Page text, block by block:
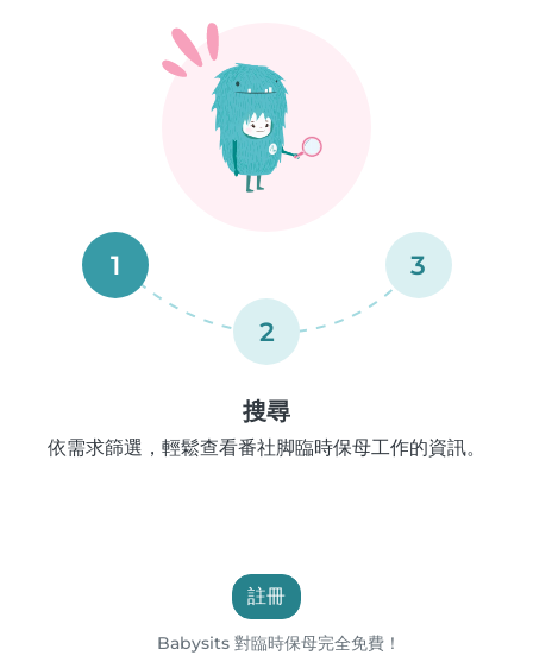
1
2
3
搜尋
依需求篩選，輕鬆查看番社脚臨時保母工作的資訊。
註冊
Babysits 對臨時保母完全免費！